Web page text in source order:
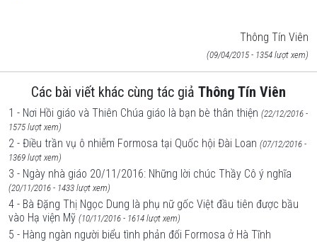
Thông Tín Viên
(09/04/2015 - 1354 lượt xem)
Các bài viết khác cùng tác giả Thông Tín Viên
1 - Nơi Hồi giáo và Thiên Chúa giáo là bạn bè thân thiện (22/12/2016 -
1575 lượt xem)
2 - Điều trần vụ ô nhiễm Formosa tại Quốc hội Đài Loan (07/12/2016 -
1369 lượt xem)
3 - Ngày nhà giáo 20/11/2016: Những lời chúc Thầy Cô ý nghĩa
(20/11/2016 - 1433 lượt xem)
4 - Bà Đặng Thị Ngọc Dung là phụ nữ gốc Việt đầu tiên được bầu
vào Hạ viện Mỹ (10/11/2016 - 1614 lượt xem)
5 - Hàng ngàn người biểu tình phản đối Formosa ở Hà Tĩnh